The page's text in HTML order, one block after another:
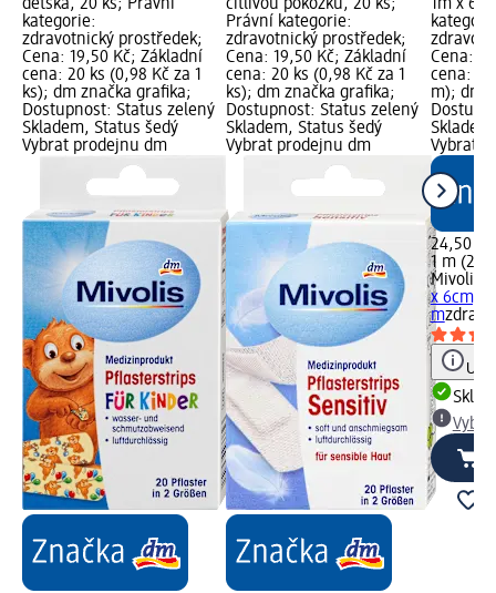
dětská, 20 ks; Právní
kategorie:
zdravotnický prostředek;
Cena: 19,50 Kč; Základní
cena: 20 ks (0,98 Kč za 1
ks); dm značka grafika;
Dostupnost: Status zelený
Skladem, Status šedý
Vybrat prodejnu dm
citlivou pokožku, 20 ks;
Právní kategorie:
zdravotnický prostředek;
Cena: 19,50 Kč; Základní
cena: 20 ks (0,98 Kč za 1
ks); dm značka grafika;
Dostupnost: Status zelený
Skladem, Status šedý
Vybrat prodejnu dm
1m x
Cena:
cena: 1
m); dm
Vybrat
24,50 Kč
1 m
Mivolis
x 6cm, 1
m